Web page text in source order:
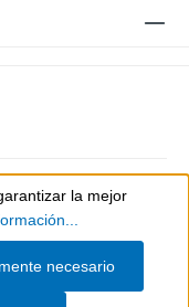
la mejor
necesario